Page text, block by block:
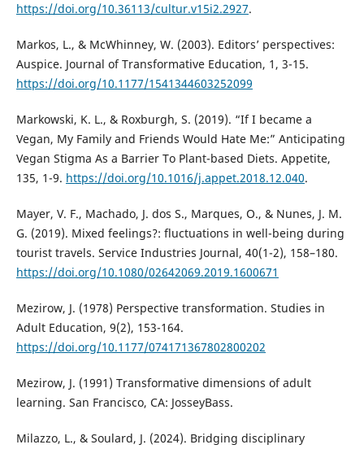
https://doi.org/10.36113/cultur.v15i2.2927.
Markos, L., & McWhinney, W. (2003). Editors’ perspectives:
Auspice. Journal of Transformative Education, 1, 3-15.
https://doi.org/10.1177/1541344603252099
Markowski, K. L., & Roxburgh, S. (2019). “If I became a
Vegan, My Family and Friends Would Hate Me:” Anticipating
Vegan Stigma As a Barrier To Plant-based Diets. Appetite,
135, 1-9. https://doi.org/10.1016/j.appet.2018.12.040.
Mayer, V. F., Machado, J. dos S., Marques, O., & Nunes, J. M.
G. (2019). Mixed feelings?: fluctuations in well-being during
tourist travels. Service Industries Journal, 40(1-2), 158–180.
https://doi.org/10.1080/02642069.2019.1600671
Mezirow, J. (1978) Perspective transformation. Studies in
Adult Education, 9(2), 153-164.
https://doi.org/10.1177/074171367802800202
Mezirow, J. (1991) Transformative dimensions of adult
learning. San Francisco, CA: JosseyBass.
Milazzo, L., & Soulard, J. (2024). Bridging disciplinary